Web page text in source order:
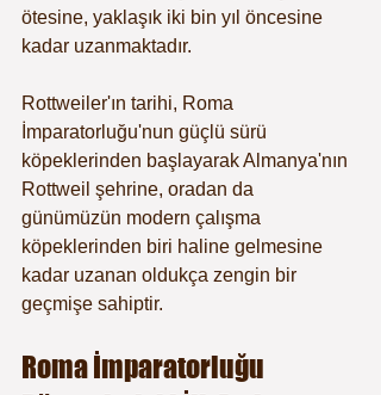
ötesine, yaklaşık iki bin yıl öncesine
kadar uzanmaktadır.
Rottweiler'ın tarihi, Roma
İmparatorluğu'nun güçlü sürü
köpeklerinden başlayarak Almanya'nın
Rottweil şehrine, oradan da
günümüzün modern çalışma
köpeklerinden biri haline gelmesine
kadar uzanan oldukça zengin bir
geçmişe sahiptir.
Roma İmparatorluğu